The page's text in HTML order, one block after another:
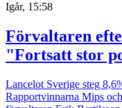
Igår, 15:58
Förvaltaren
"Fortsatt stor
Lancelot Sverige steg
Rapportvinnarna Mips